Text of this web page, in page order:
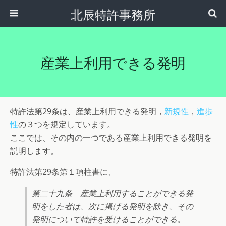
北辰特許事務所
産業上利用できる発明
特許法第29条は、産業上利用できる発明， 新規性 ， 進歩
性の３つを規定しています。
ここでは、その内の一つである産業上利用できる発明を
説明します。
特許法第29条第１項柱書に、
第二十九条 産業上利用することができる発
明をした者は、次に掲げる発明を除き、その
発明について特許を受けることができる。